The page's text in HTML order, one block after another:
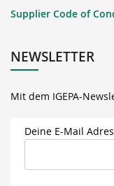
Supplier Code of
NEWSLETTER
Mit dem IGEPA-
Deine E-Mail